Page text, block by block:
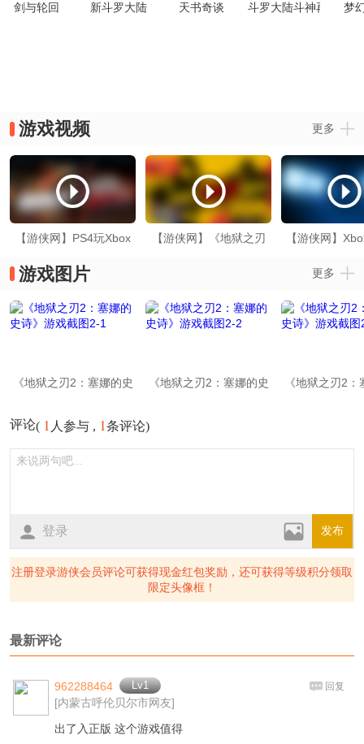
剑与轮回 新斗罗大陆 天书奇谈 斗罗大陆斗神再临 梦
游戏视频 更多
【游侠网】PS4玩Xbox
【游侠网】《地狱之刃
【游侠网】
宣传片
游戏图片 更多
《地狱之刃2：塞娜的史
《地狱之刃2：塞娜的史
《地狱之刃2
评论( 1 人参与 , 1条评论)
登录 发布
注册登录游侠会员评论可获得现金红包奖励，还可获得等级积分领取
限定头像框！
最新评论
962288464 Lv1
[内蒙古呼伦贝尔市网友]
回复
出了入正版 这个游戏值得